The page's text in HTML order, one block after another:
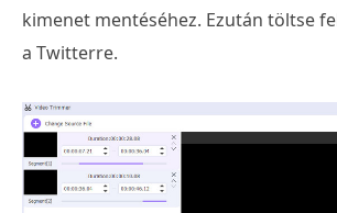
kimenet mentéséhez. Ezután töltse
a Twitterre.